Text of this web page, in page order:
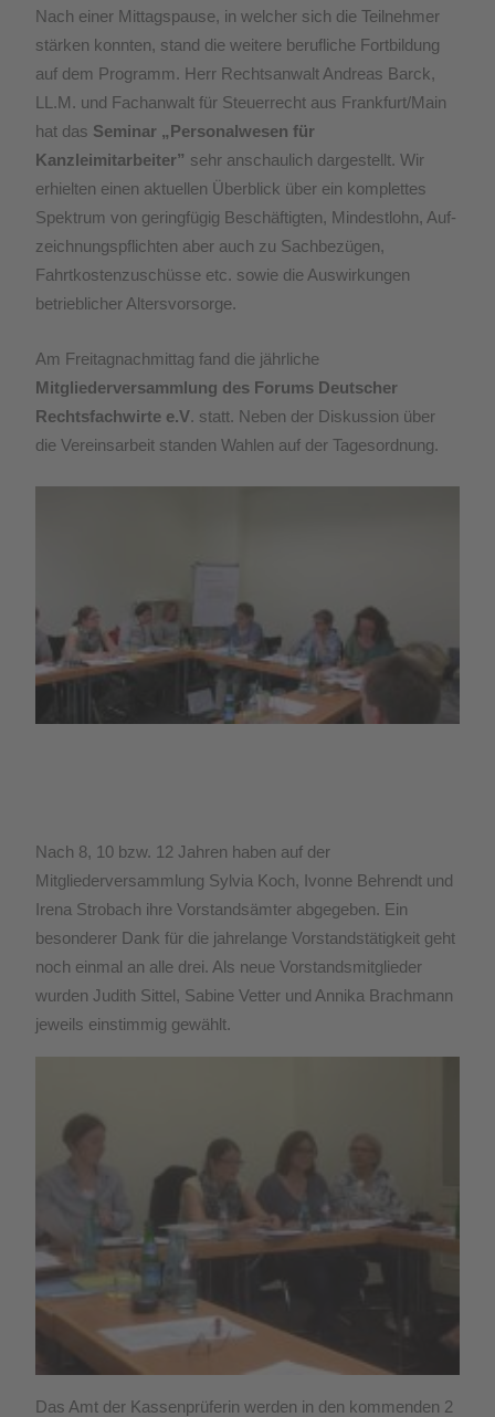
Nach einer Mittagspause, in welcher sich die Teilnehmer
stärken konnten, stand die weitere berufliche Fortbildung
auf dem Programm. Herr Rechtsanwalt Andreas Barck,
LL.M. und Fachanwalt für Steuerrecht aus Frankfurt/Main
hat das Seminar „Personalwesen für
Kanzleimitarbeiter” sehr anschaulich dargestellt. Wir
erhielten einen aktuellen Überblick über ein komplettes
Spektrum von geringfügig Beschäftigten, Mindestlohn, Auf­
zeichnungspflichten aber auch zu Sachbezügen,
Fahrtkostenzuschüsse etc. sowie die Auswirkungen
betrieblicher Altersvorsorge.
Am Freitagnachmittag fand die jährliche
Mitgliederversammlung des Forums Deutscher
Rechtsfachwirte e.V. statt. Neben der Diskussion über
die Vereinsarbeit standen Wahlen auf der Tagesordnung.
Nach 8, 10 bzw. 12 Jahren haben auf der
Mitgliederversammlung Sylvia Koch, Ivonne Behrendt und
Irena Strobach ihre Vorstandsämter abgegeben. Ein
besonderer Dank für die jahrelange Vorstandstätigkeit geht
noch einmal an alle drei. Als neue Vorstandsmitglieder
wurden Judith Sittel, Sabine Vetter und Annika Brachmann
jeweils einstimmig gewählt.
Das Amt der Kassenprüferin werden in den kommenden 2